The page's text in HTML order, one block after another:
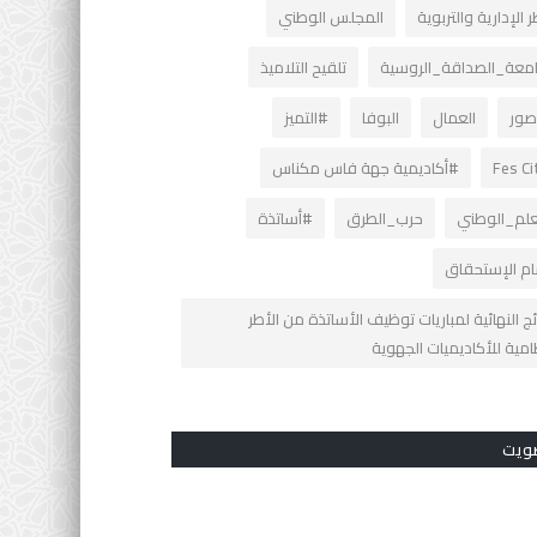
الإدارية والتربوية
المجلس الوطني
تلقيح التلاميذ
العمال البوفا
#التميز
#أكاديمية جهة فاس مكناس
حرب_الطرق
#أساتذة
الإستحقاق
النهائية لمباريات توظيف الأساتذة من الأطر
للأكاديميات الجهوية